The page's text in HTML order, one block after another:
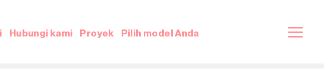
Hubungi kami Proyek Pilih model Anda